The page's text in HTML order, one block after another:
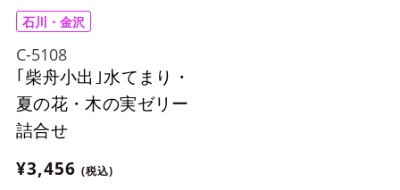
石川・金沢
C-5108
｢柴舟小出｣水てまり・
夏の花・木の実ゼリー
詰合せ
¥3,456 (税込)